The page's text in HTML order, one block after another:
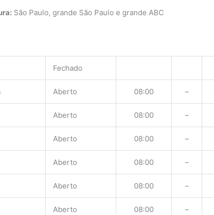
São Paulo, grande São Paulo e grande ABC
Fechado
Aberto 08:00 –
Aberto 08:00 –
Aberto 08:00 –
Aberto 08:00 –
Aberto 08:00 –
Aberto 08:00 –